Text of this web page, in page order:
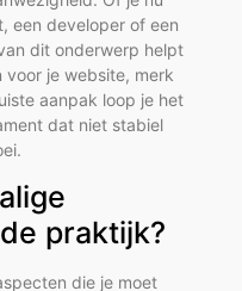
een developer of een
dit onderwerp helpt
voor je website, merk
aanpak loop je het
dat niet stabiel
praktijk?
die je moet